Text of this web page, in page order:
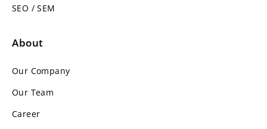
SEO / SEM
About
Our Company
Our Team
Career